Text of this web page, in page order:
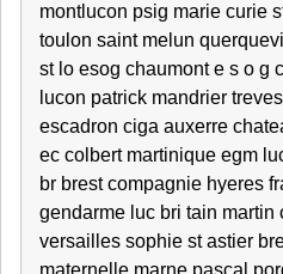
montlucon psig marie curie
toulon saint melun
st lo esog chaumont e s o g
lucon patrick mandrier
escadron ciga auxerre
ec colbert martinique egm
br brest compagnie hyeres
gendarme luc bri tain martin
versailles sophie st astier
maternelle marne pascal